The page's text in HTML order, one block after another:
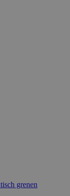
grenen